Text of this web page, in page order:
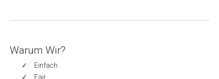
Warum Wir?
Einfach
Fair